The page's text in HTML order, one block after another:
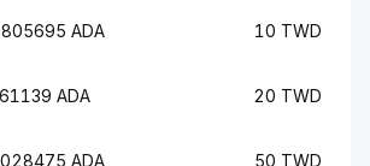
ADA 10 TWD
ADA 20 TWD
ADA 50 TWD